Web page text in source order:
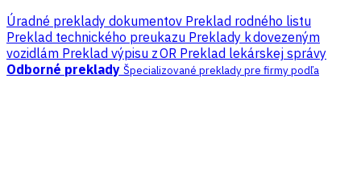
Úradné preklady dokumentov Preklad rodného listu
Preklad technického preukazu Preklady k dovezeným
vozidlám Preklad výpisu z OR Preklad lekárskej správy
Odborné preklady Špecializované preklady pre firmy podľa